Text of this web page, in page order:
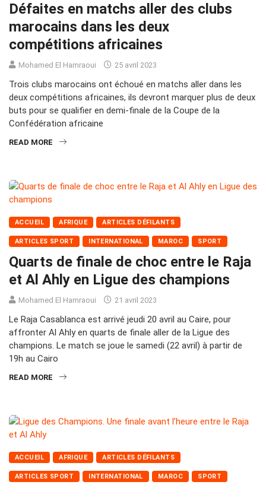
Défaites en matchs aller des clubs
marocains dans les deux
compétitions africaines
Mohamed El Hamraoui 25 avril 2023
Trois clubs marocains ont échoué en matchs aller dans les
deux compétitions africaines, ils devront marquer plus de deux
buts pour se qualifier en demi-finale de la Coupe de la
Confédération africaine
READ MORE
ACCUEIL AFRIQUE ARTICLES DÉFILANTS
ARTICLES SPORT INTERNATIONAL MAROC SPORT
Quarts de finale de choc entre le Raja
et Al Ahly en Ligue des champions
Mohamed El Hamraoui 21 avril 2023
Le Raja Casablanca est arrivé jeudi 20 avril au Caire, pour
affronter Al Ahly en quarts de finale aller de la Ligue des
champions. Le match se joue le samedi (22 avril) à partir de
19h au Cairo
READ MORE
ACCUEIL AFRIQUE ARTICLES DÉFILANTS
ARTICLES SPORT INTERNATIONAL MAROC SPORT